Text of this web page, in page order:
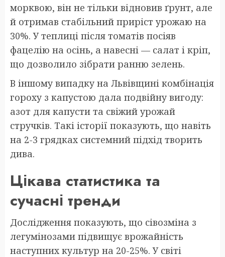
морквою, він не тільки відновив ґрунт, але
й отримав стабільний приріст урожаю на
30%. У теплиці після томатів посіяв
фацелію на осінь, а навесні — салат і кріп,
що дозволило зібрати ранню зелень.
В іншому випадку на Львівщині комбінація
гороху з капустою дала подвійну вигоду:
азот для капусти та свіжий урожай
стручків. Такі історії показують, що навіть
на 2-3 грядках системний підхід творить
дива.
Цікава статистика та
сучасні тренди
Дослідження показують, що сівозміна з
легумінозами підвищує врожайність
наступних культур на 20-25%. У світі